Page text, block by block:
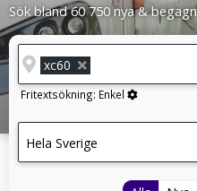
Sök bland 60 750 nya &
xc60
Fritextsökning: Enkel
Hela Sverige